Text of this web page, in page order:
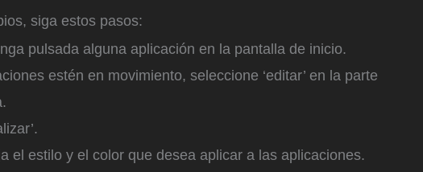
siga estos pasos:
pulsada alguna aplicación en la pantalla de inicio.
estén en movimiento, seleccione ‘editar’ en la parte
el estilo y el color que desea aplicar a las aplicaciones.